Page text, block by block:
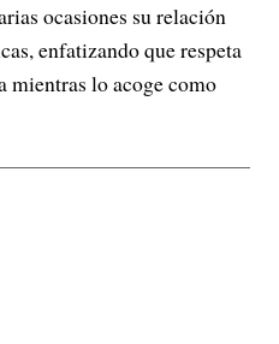
ocasiones su relación
enfatizando que respeta
mientras lo acoge como